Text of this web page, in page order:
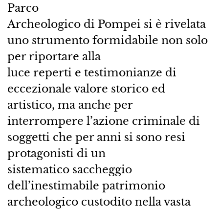
Parco
Archeologico di Pompei si è rivelata
uno strumento formidabile non solo
per riportare alla
luce reperti e testimonianze di
eccezionale valore storico ed
artistico, ma anche per
interrompere l’azione criminale di
soggetti che per anni si sono resi
protagonisti di un
sistematico saccheggio
dell’inestimabile patrimonio
archeologico custodito nella vasta